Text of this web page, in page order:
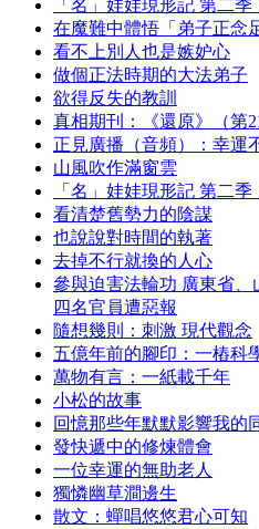
「名」娃娃現形記 第二季
在魔難中體悟「弟子正念
看不上別人也是嫉妒心
做個正法時期的大法弟子
欲得反失的教訓
真相期刊：《還原》（第
正見廣播（音頻）：幸運
山風吹作滿窗雲
「名」娃娃現形記 第二季
看清楚舊勢力的陰謀
也說說對時間的執著
去掉不行就換的人心
參與迫害法輪功 廣東省
四名官員遭惡報
隨想幾則：刺激 現代觀念
五億年前的腳印：一樁科
萬物有言：一紙載千年
小松的故事
回憶那些年默默影響我的
發快遞中的修煉體會
一位幸運的無助老人
獨憐幽草澗邊生
散文：蟬唱悠悠君心可知